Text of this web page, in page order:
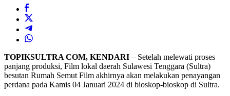
TOPIKSULTRA COM, KENDARI – Setelah melewati proses
panjang produksi, Film lokal daerah Sulawesi Tenggara (Sultra)
besutan Rumah Semut Film akhirnya akan melakukan penayangan
perdana pada Kamis 04 Januari 2024 di bioskop-bioskop di Sultra.